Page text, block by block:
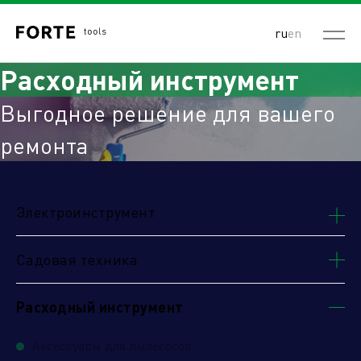
ruen
Расходный инструмент
Выгодное решение для вашего
ремонта
Электроинструмент
Садовая техника
Расходный инструмент